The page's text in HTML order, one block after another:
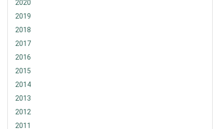
2020
2019
2018
2017
2016
2015
2014
2013
2012
2011